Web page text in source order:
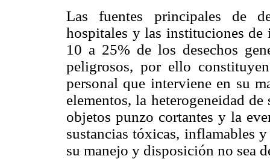
Las fuentes principales de
hospitales y las instituciones
10 a 25% de los desechos
peligrosos, por ello
personal que interviene en su
elementos, la heterogeneidad
objetos punzo cortantes y la
sustancias tóxicas, inflamables
su manejo y disposición no sea